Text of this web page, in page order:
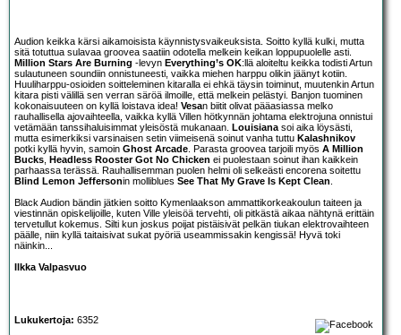
Audion keikka kärsi aikamoisista käynnistysvaikeuksista. Soitto kyllä kulki, mutta
sitä totuttua sulavaa groovea saatiin odotella melkein keikan loppupuolelle asti.
Million Stars Are Burning -levyn Everything’s OK:llä aloiteltu keikka todisti Artun
sulautuneen soundiin onnistuneesti, vaikka miehen harppu olikin jäänyt kotiin.
Huuliharppu-osioiden soitteleminen kitaralla ei ehkä täysin toiminut, muutenkin Artun
kitara pisti välillä sen verran säröä ilmoille, että melkein pelästyi. Banjon tuominen
kokonaisuuteen on kyllä loistava idea! Vesan biitit olivat pääasiassa melko
rauhallisella ajovaihteella, vaikka kyllä Villen hötkynnän johtama elektrojuna onnistui
vetämään tanssihaluisimmat yleisöstä mukanaan. Louisianasoi aika löysästi,
mutta esimerkiksi varsinaisen setin viimeisenä soinut vanha tuttu Kalashnikov
potki kyllä hyvin, samoin Ghost Arcade. Parasta groovea tarjoili myös A Million
Bucks, Headless Rooster Got No Chicken ei puolestaan soinut ihan kaikkein
parhaassa terässä. Rauhallisemman puolen helmi oli selkeästi encorena soitettu
Blind Lemon Jeffersonin molliblues See That My Grave Is Kept Clean.
Black Audion bändin jätkien soitto Kymenlaakson ammattikorkeakoulun taiteen ja
viestinnän opiskelijoille, kuten Ville yleisöä tervehti, oli pitkästä aikaa nähtynä erittäin
tervetullut kokemus. Silti kun joskus poijat pistäisivät pelkän tiukan elektrovaihteen
päälle, niin kyllä taitaisivat sukat pyöriä useammissakin kengissä! Hyvä toki
näinkin...
Ilkka Valpasvuo
Lukukertoja: 6352